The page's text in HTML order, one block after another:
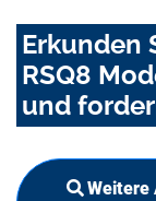
Erkunden
RSQ8
und
Weitere